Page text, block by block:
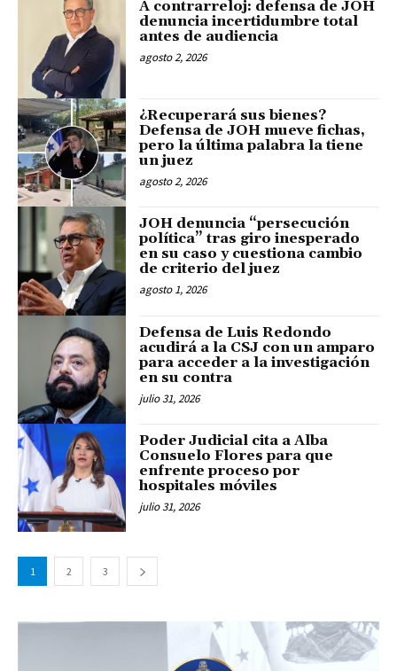
A contrarreloj: defensa de JOH
denuncia incertidumbre total
antes de audiencia
agosto 2, 2026
¿Recuperará sus bienes?
Defensa de JOH mueve fichas,
pero la última palabra la tiene
un juez
agosto 2, 2026
JOH denuncia “persecución
política” tras giro inesperado
en su caso y cuestiona cambio
de criterio del juez
agosto 1, 2026
Defensa de Luis Redondo
acudirá a la CSJ con un amparo
para acceder a la investigación
en su contra
julio 31, 2026
Poder Judicial cita a Alba
Consuelo Flores para que
enfrente proceso por
hospitales móviles
julio 31, 2026
1 2 3